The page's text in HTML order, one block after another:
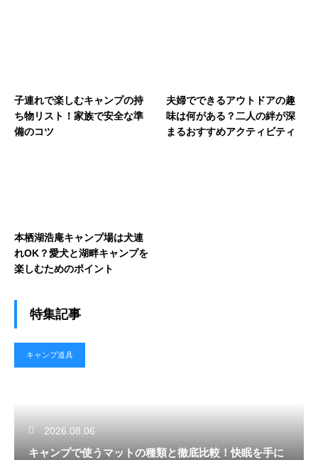
子連れで楽しむキャンプの持
ち物リスト！家族で安全な準
備のコツ
夫婦でできるアウトドアの趣
味は何がある？二人の絆が深
まるおすすめアクティビティ
本栖湖浩庵キャンプ場は犬連
れOK？愛犬と湖畔キャンプを
楽しむためのポイント
特集記事
キャンプ道具
2026.08.06
キャンプで使うマットの種類と徹底比較！快眠を手に